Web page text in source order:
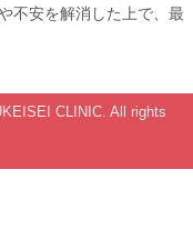
不安を解消した上で、最
CLINIC. All rights